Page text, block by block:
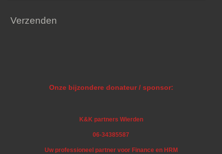
Verzenden
Onze bijzondere donateur / sponsor:
K&K partners Wierden
06-34385587
Uw professioneel partner voor Finance en HRM